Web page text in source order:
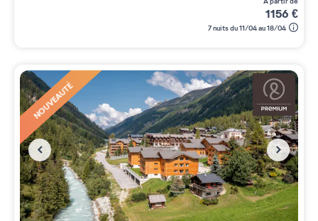
1156 €
7 nuits du 11/04 au 18/04
NOUVEAUTÉ